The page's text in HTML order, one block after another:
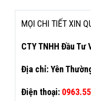
MỌI CHI TIẾT XIN
CTY TNHH Đầu Tư
Địa chỉ: Yên
Điện thoại: